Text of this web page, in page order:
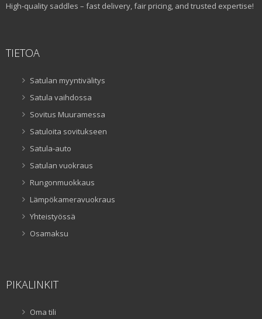
High-quality saddles – fast delivery, fair pricing, and trusted expertise!
TIETOA
Satulan myyntivälitys
Satula vaihdossa
Sovitus Muuramessa
Satuloita sovitukseen
Satula-auto
Satulan vuokraus
Rungonmuokkaus
Lämpökameravuokraus
Yhteistyössä
Osamaksu
PIKALINKIT
Oma tili